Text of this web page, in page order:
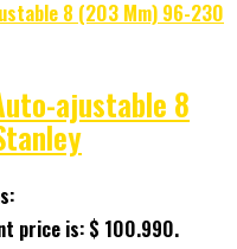
ajustable 8
price is: $ 100.990.